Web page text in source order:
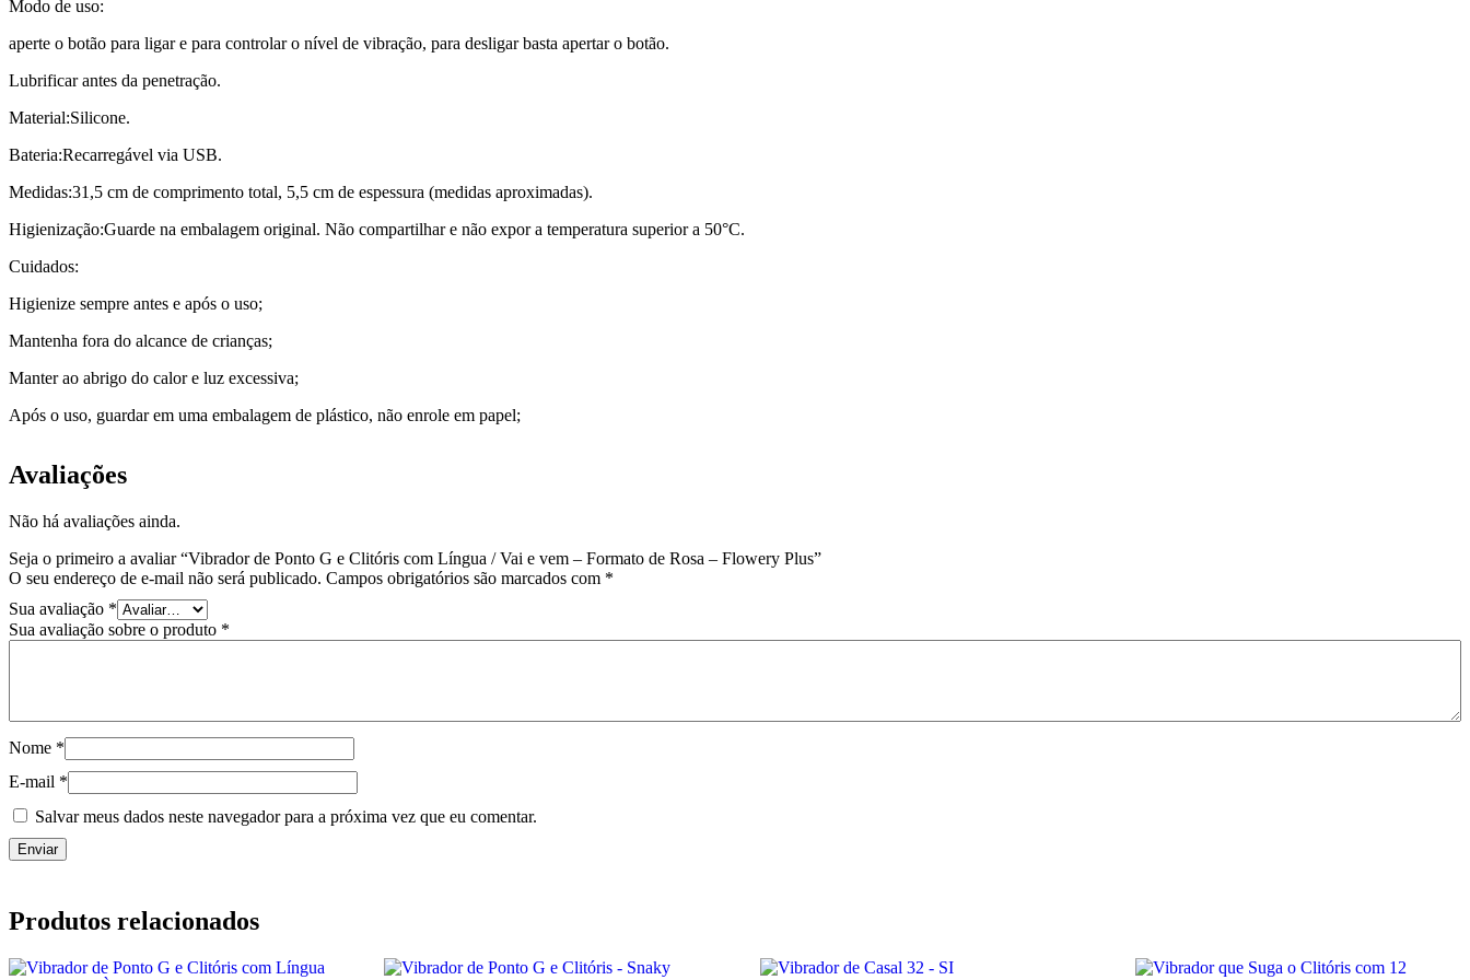
Modo de uso:
aperte o botão para ligar e para controlar o nível de vibração, para desligar basta apertar o botão.
Lubrificar antes da penetração.
Material:Silicone.
Bateria:Recarregável via USB.
Medidas:31,5 cm de comprimento total, 5,5 cm de espessura (medidas aproximadas).
Higienização:Guarde na embalagem original. Não compartilhar e não expor a temperatura superior a 50°C.
Cuidados:
Higienize sempre antes e após o uso;
Mantenha fora do alcance de crianças;
Manter ao abrigo do calor e luz excessiva;
Após o uso, guardar em uma embalagem de plástico, não enrole em papel;
Avaliações
Não há avaliações ainda.
Seja o primeiro a avaliar “Vibrador de Ponto G e Clitóris com Língua / Vai e vem – Formato de Rosa – Flowery Plus”
O seu endereço de e-mail não será publicado. Campos obrigatórios são marcados com *
Sua avaliação *
Sua avaliação sobre o produto *
Nome *
E-mail *
Salvar meus dados neste navegador para a próxima vez que eu comentar.
Produtos relacionados